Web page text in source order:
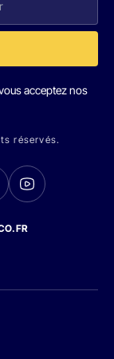
acceptez nos
réservés.